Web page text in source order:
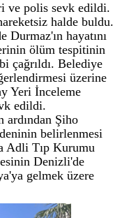
ve polis sevk edildi.
halde buldu.
Durmaz'ın hayatını
ölüm tespitinin
çağrıldı. Belediye
üzerine
Yeri İnceleme
edildi.
ardından Şiho
belirlenmesi
Adli Tıp Kurumu
Denizli'de
gelmek üzere